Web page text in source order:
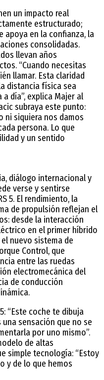
un impacto real
estructurado;
apoya en la confianza, la
consolidadas.
llevan años
“Cuando necesitas
llamar. Esta claridad
distancia física sea
día”, explica Majer al
subraya este punto:
ni siquiera nos damos
persona. Lo que
y un sentido
diálogo internacional y
verse y sentirse
5. El rendimiento, la
de propulsión reflejan el
desde la interacción
en el primer híbrido
nuevo sistema de
Control, que
entre las ruedas
electromecánica del
de conducción
“Este coche te dibuja
sensación que no se
por uno mismo”.
de altas
simple tecnología: “Estoy
y de lo que hemos